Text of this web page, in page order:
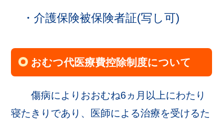
・介護保険被保険者証(写し可)
おむつ代医療費控除制度について
傷病によりおおむね6ヵ月以上にわたり
寝たきりであり、医師による治療を受けるた